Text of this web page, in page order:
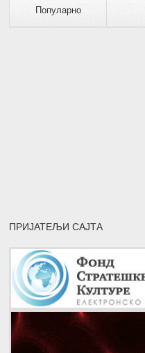
Популарно
ПРИЈАТЕЉИ САЈТА